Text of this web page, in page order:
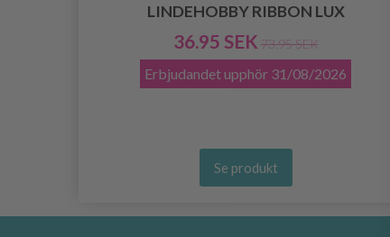
LINDEHOBBY RIBBON LUX
36.95 SEK 73.95 SEK
Erbjudandet upphör 31/08/2026
Se produkt